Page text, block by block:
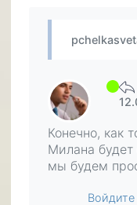
Конечно, как
Милана будет
мы будем
Войдите